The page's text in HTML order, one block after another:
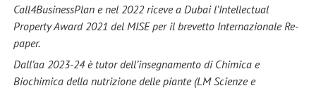
Call4BusinessPlan e nel 2022 riceve a Dubai l’Intellectual
Property Award 2021 del MISE per il brevetto Internazionale Re-
paper.
Dall’aa 2023-24 è tutor dell’insegnamento di Chimica e
Biochimica della nutrizione delle piante (LM Scienze e